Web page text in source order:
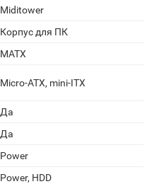
Miditower
Корпус для ПК
MATX
Micro-ATX, mini-ITX
Да
Да
Power
Power, HDD